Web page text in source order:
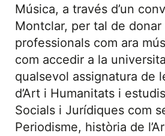
Música, a través d’un
Montclar, per tal de
professionals com ara
com accedir a la
qualsevol assignatura de
d’Art i Humanitats i
Socials i Jurídiques com
Periodisme, història de